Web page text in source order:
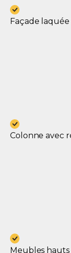
Façade
Colonne avec
Meubles hauts